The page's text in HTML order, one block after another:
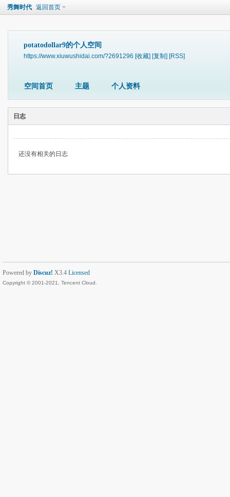
秀舞时代 返回首页
potatodollar9的个人空间
https://www.xiuwushidai.com/?2691296 [收藏] [复制] [RSS]
空间首页 主题 个人资料
日志
还没有相关的日志
Powered by Discuz! X3.4 Licensed
Copyright © 2001-2021, Tencent Cloud.